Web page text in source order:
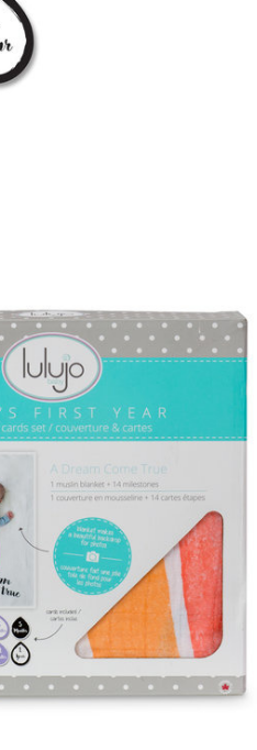
Wit
Lulujo
€